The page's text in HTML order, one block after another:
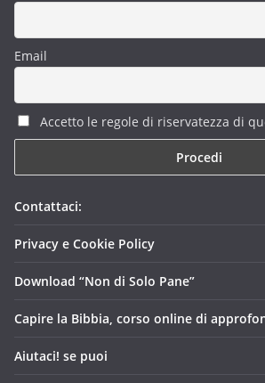
Email
Accetto le regole di riservatezza di
Contattaci:
Privacy e Cookie Policy
Download “Non di Solo Pane”
Capire la Bibbia, corso online di
Aiutaci! se puoi